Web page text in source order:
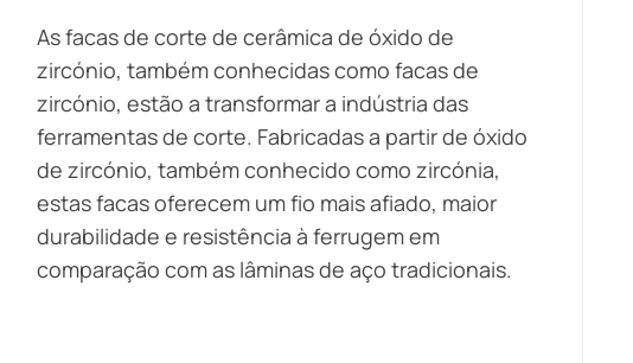
As facas de corte de cerâmica de óxido de
zircónio, também conhecidas como facas de
zircónio, estão a transformar a indústria das
ferramentas de corte. Fabricadas a partir de óxido
de zircónio, também conhecido como zircónia,
estas facas oferecem um fio mais afiado, maior
durabilidade e resistência à ferrugem em
comparação com as lâminas de aço tradicionais.